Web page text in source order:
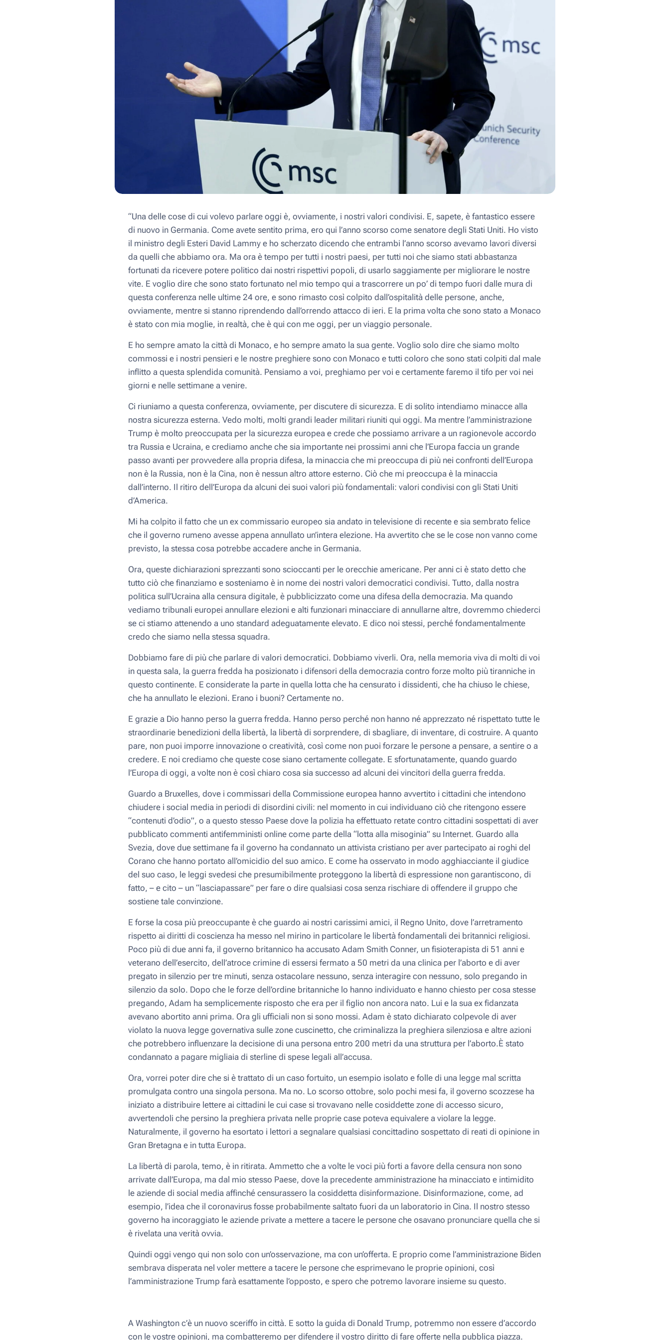
“Una delle cose di cui volevo parlare oggi è, ovviamente, i nostri valori condivisi. E, sapete, è fantastico essere
di nuovo in Germania. Come avete sentito prima, ero qui l’anno scorso come senatore degli Stati Uniti. Ho visto
il ministro degli Esteri David Lammy e ho scherzato dicendo che entrambi l’anno scorso avevamo lavori diversi
da quelli che abbiamo ora. Ma ora è tempo per tutti i nostri paesi, per tutti noi che siamo stati abbastanza
fortunati da ricevere potere politico dai nostri rispettivi popoli, di usarlo saggiamente per migliorare le nostre
vite. E voglio dire che sono stato fortunato nel mio tempo qui a trascorrere un po’ di tempo fuori dalle mura di
questa conferenza nelle ultime 24 ore, e sono rimasto così colpito dall’ospitalità delle persone, anche,
ovviamente, mentre si stanno riprendendo dall’orrendo attacco di ieri. E la prima volta che sono stato a Monaco
è stato con mia moglie, in realtà, che è qui con me oggi, per un viaggio personale.
E ho sempre amato la città di Monaco, e ho sempre amato la sua gente. Voglio solo dire che siamo molto
commossi e i nostri pensieri e le nostre preghiere sono con Monaco e tutti coloro che sono stati colpiti dal male
inflitto a questa splendida comunità. Pensiamo a voi, preghiamo per voi e certamente faremo il tifo per voi nei
giorni e nelle settimane a venire.
Ci riuniamo a questa conferenza, ovviamente, per discutere di sicurezza. E di solito intendiamo minacce alla
nostra sicurezza esterna. Vedo molti, molti grandi leader militari riuniti qui oggi. Ma mentre l’amministrazione
Trump è molto preoccupata per la sicurezza europea e crede che possiamo arrivare a un ragionevole accordo
tra Russia e Ucraina, e crediamo anche che sia importante nei prossimi anni che l’Europa faccia un grande
passo avanti per provvedere alla propria difesa, la minaccia che mi preoccupa di più nei confronti dell’Europa
non è la Russia, non è la Cina, non è nessun altro attore esterno. Ciò che mi preoccupa è la minaccia
dall’interno. Il ritiro dell’Europa da alcuni dei suoi valori più fondamentali: valori condivisi con gli Stati Uniti
d’America.
Mi ha colpito il fatto che un ex commissario europeo sia andato in televisione di recente e sia sembrato felice
che il governo rumeno avesse appena annullato un’intera elezione. Ha avvertito che se le cose non vanno come
previsto, la stessa cosa potrebbe accadere anche in Germania.
Ora, queste dichiarazioni sprezzanti sono scioccanti per le orecchie americane. Per anni ci è stato detto che
tutto ciò che finanziamo e sosteniamo è in nome dei nostri valori democratici condivisi. Tutto, dalla nostra
politica sull’Ucraina alla censura digitale, è pubblicizzato come una difesa della democrazia. Ma quando
vediamo tribunali europei annullare elezioni e alti funzionari minacciare di annullarne altre, dovremmo chiederci
se ci stiamo attenendo a uno standard adeguatamente elevato. E dico noi stessi, perché fondamentalmente
credo che siamo nella stessa squadra.
Dobbiamo fare di più che parlare di valori democratici. Dobbiamo viverli. Ora, nella memoria viva di molti di voi
in questa sala, la guerra fredda ha posizionato i difensori della democrazia contro forze molto più tiranniche in
questo continente. E considerate la parte in quella lotta che ha censurato i dissidenti, che ha chiuso le chiese,
che ha annullato le elezioni. Erano i buoni? Certamente no.
E grazie a Dio hanno perso la guerra fredda. Hanno perso perché non hanno né apprezzato né rispettato tutte le
straordinarie benedizioni della libertà, la libertà di sorprendere, di sbagliare, di inventare, di costruire. A quanto
pare, non puoi imporre innovazione o creatività, così come non puoi forzare le persone a pensare, a sentire o a
credere. E noi crediamo che queste cose siano certamente collegate. E sfortunatamente, quando guardo
l’Europa di oggi, a volte non è così chiaro cosa sia successo ad alcuni dei vincitori della guerra fredda.
Guardo a Bruxelles, dove i commissari della Commissione europea hanno avvertito i cittadini che intendono
chiudere i social media in periodi di disordini civili: nel momento in cui individuano ciò che ritengono essere
“contenuti d’odio”, o a questo stesso Paese dove la polizia ha effettuato retate contro cittadini sospettati di aver
pubblicato commenti antifemministi online come parte della “lotta alla misoginia” su Internet. Guardo alla
Svezia, dove due settimane fa il governo ha condannato un attivista cristiano per aver partecipato ai roghi del
Corano che hanno portato all’omicidio del suo amico. E come ha osservato in modo agghiacciante il giudice
del suo caso, le leggi svedesi che presumibilmente proteggono la libertà di espressione non garantiscono, di
fatto, – e cito – un “lasciapassare” per fare o dire qualsiasi cosa senza rischiare di offendere il gruppo che
sostiene tale convinzione.
E forse la cosa più preoccupante è che guardo ai nostri carissimi amici, il Regno Unito, dove l’arretramento
rispetto ai diritti di coscienza ha messo nel mirino in particolare le libertà fondamentali dei britannici religiosi.
Poco più di due anni fa, il governo britannico ha accusato Adam Smith Conner, un fisioterapista di 51 anni e
veterano dell’esercito, dell’atroce crimine di essersi fermato a 50 metri da una clinica per l’aborto e di aver
pregato in silenzio per tre minuti, senza ostacolare nessuno, senza interagire con nessuno, solo pregando in
silenzio da solo. Dopo che le forze dell’ordine britanniche lo hanno individuato e hanno chiesto per cosa stesse
pregando, Adam ha semplicemente risposto che era per il figlio non ancora nato. Lui e la sua ex fidanzata
avevano abortito anni prima. Ora gli ufficiali non si sono mossi. Adam è stato dichiarato colpevole di aver
violato la nuova legge governativa sulle zone cuscinetto, che criminalizza la preghiera silenziosa e altre azioni
che potrebbero influenzare la decisione di una persona entro 200 metri da una struttura per l’aborto.È stato
condannato a pagare migliaia di sterline di spese legali all’accusa.
Ora, vorrei poter dire che si è trattato di un caso fortuito, un esempio isolato e folle di una legge mal scritta
promulgata contro una singola persona. Ma no. Lo scorso ottobre, solo pochi mesi fa, il governo scozzese ha
iniziato a distribuire lettere ai cittadini le cui case si trovavano nelle cosiddette zone di accesso sicuro,
avvertendoli che persino la preghiera privata nelle proprie case poteva equivalere a violare la legge.
Naturalmente, il governo ha esortato i lettori a segnalare qualsiasi concittadino sospettato di reati di opinione in
Gran Bretagna e in tutta Europa.
La libertà di parola, temo, è in ritirata. Ammetto che a volte le voci più forti a favore della censura non sono
arrivate dall’Europa, ma dal mio stesso Paese, dove la precedente amministrazione ha minacciato e intimidito
le aziende di social media affinché censurassero la cosiddetta disinformazione. Disinformazione, come, ad
esempio, l’idea che il coronavirus fosse probabilmente saltato fuori da un laboratorio in Cina. Il nostro stesso
governo ha incoraggiato le aziende private a mettere a tacere le persone che osavano pronunciare quella che si
è rivelata una verità ovvia.
Quindi oggi vengo qui non solo con un’osservazione, ma con un’offerta. E proprio come l’amministrazione Biden
sembrava disperata nel voler mettere a tacere le persone che esprimevano le proprie opinioni, così
l’amministrazione Trump farà esattamente l’opposto, e spero che potremo lavorare insieme su questo.
A Washington c’è un nuovo sceriffo in città. E sotto la guida di Donald Trump, potremmo non essere d’accordo
con le vostre opinioni, ma combatteremo per difendere il vostro diritto di fare offerte nella pubblica piazza.